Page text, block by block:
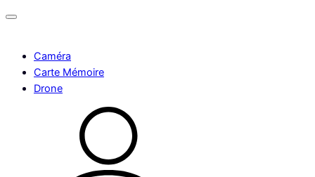
Caméra
Carte Mémoire
Drone